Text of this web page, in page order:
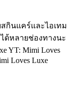
กินแคร์และไอเทม
ด้หลายช่องทางนะ
YT: Mimi Loves
Loves Luxe